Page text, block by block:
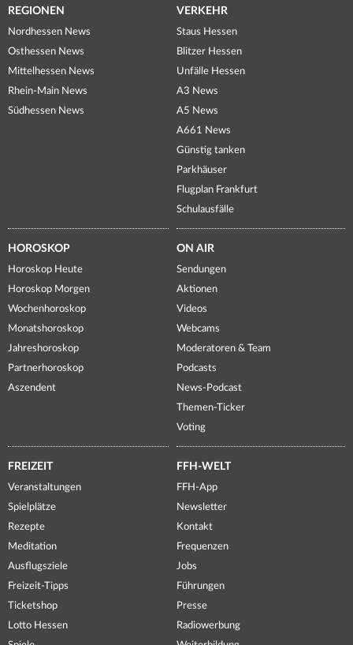
REGIONEN
Nordhessen News
Osthessen News
Mittelhessen News
Rhein-Main News
Südhessen News
VERKEHR
Staus Hessen
Blitzer Hessen
Unfälle Hessen
A3 News
A5 News
A661 News
Günstig tanken
Parkhäuser
Flugplan Frankfurt
Schulausfälle
HOROSKOP
Horoskop Heute
Horoskop Morgen
Wochenhoroskop
Monatshoroskop
Jahreshoroskop
Partnerhoroskop
Aszendent
ON AIR
Sendungen
Aktionen
Videos
Webcams
Moderatoren & Team
Podcasts
News-Podcast
Themen-Ticker
Voting
FREIZEIT
Veranstaltungen
Spielplätze
Rezepte
Meditation
Ausflugsziele
Freizeit-Tipps
Ticketshop
Lotto Hessen
FFH-WELT
FFH-App
Newsletter
Kontakt
Frequenzen
Jobs
Führungen
Presse
Radiowerbung